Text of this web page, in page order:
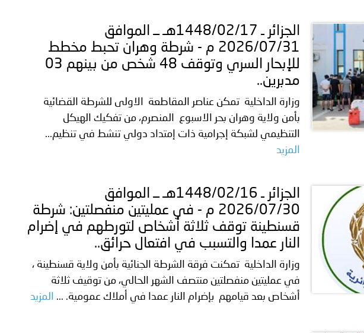
الجزائر ـ 1448/02/17هـ ــ الموافق
2026/07/31 م - شرطة وهران تحبط مخطط
للإبحار السري وتوقف 48 شخص من بينهم 03
مدبرين..
وزارة الداخلية تمكن عناصر المقاطعة الاولى للشرطة القضائية
بأمن ولاية وهران بحر الاسبوع المنصرم، من تفكيك الهيكل
التنظيمي لشبكة إجرامية ذات إمتداد دولي تنشط في تنظيم...
المزيد
الجزائر ـ 1448/02/16هـ ــ الموافق
2026/07/30 م - في عمليتين منفصلتين: شرطة
قسنطينة توقف ثلاثة أشخاص لتورطهم في إضرام
النار عمدا والتسبب في افتعال حرائق..
وزارة الداخلية تمكنت فرقة الشرطة الجنائية بأمن ولاية قسنطينة ،
في عمليتين منفصلتين منتصف الشهر الحالي، من توقيف ثلاثة
أشخاص بعد قيامهم بإضرام النار عمدا في أملاك عمومية. ...
المزيد